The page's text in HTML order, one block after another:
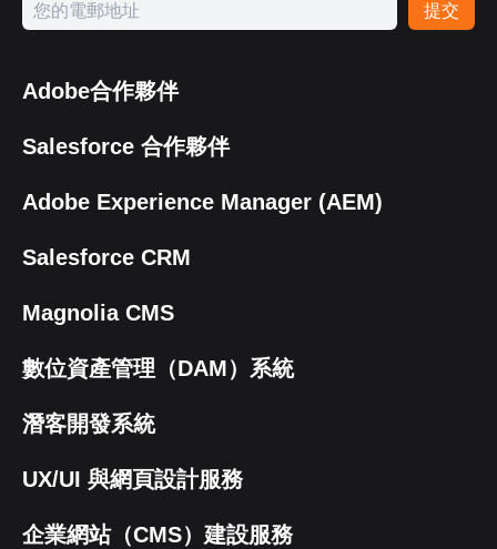
提交
Adobe合作夥伴
Salesforce 合作夥伴
Adobe Experience Manager (AEM)
Salesforce CRM
Magnolia CMS
數位資產管理（DAM）系統
潛客開發系統
UX/UI 與網頁設計服務
企業網站（CMS）建設服務